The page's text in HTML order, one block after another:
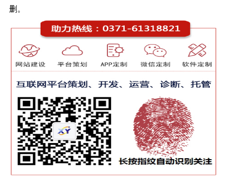
删。